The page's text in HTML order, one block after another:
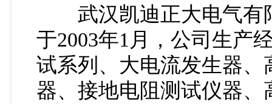
武汉凯迪正大电气有
于2003年1月，公司生产
试系列、大电流发生器
器、接地电阻测试仪器